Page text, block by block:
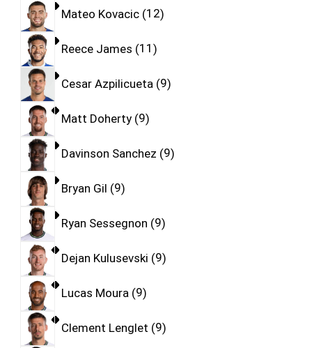
Mateo Kovacic 12
Reece James 11
Cesar Azpilicueta 9
Matt Doherty 9
Davinson Sanchez 9
Bryan Gil 9
Ryan Sessegnon 9
Dejan Kulusevski 9
Lucas Moura 9
Clement Lenglet 9